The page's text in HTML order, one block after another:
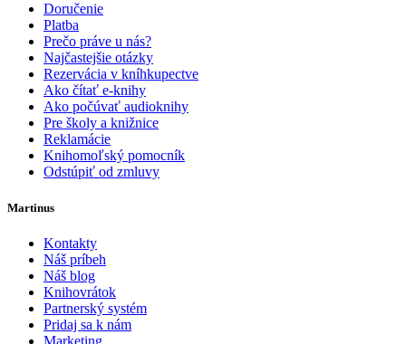
Doručenie
Platba
Prečo práve u nás?
Najčastejšie otázky
Rezervácia v kníhkupectve
Ako čítať e-knihy
Ako počúvať audioknihy
Pre školy a knižnice
Reklamácie
Knihomoľský pomocník
Odstúpiť od zmluvy
Martinus
Kontakty
Náš príbeh
Náš blog
Knihovrátok
Partnerský systém
Pridaj sa k nám
Marketing